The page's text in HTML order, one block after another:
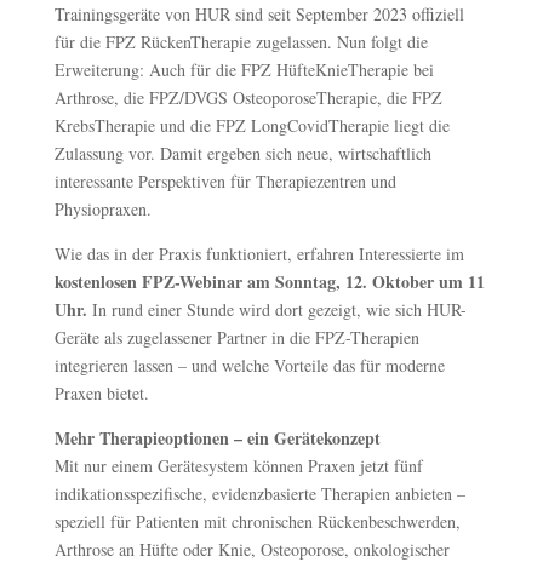
Trainingsgeräte von HUR sind seit September 2023 offiziell
für die FPZ RückenTherapie zugelassen. Nun folgt die
Erweiterung: Auch für die FPZ HüfteKnieTherapie bei
Arthrose, die FPZ/DVGS OsteoporoseTherapie, die FPZ
KrebsTherapie und die FPZ LongCovidTherapie liegt die
Zulassung vor. Damit ergeben sich neue, wirtschaftlich
interessante Perspektiven für Therapiezentren und
Physiopraxen.
Wie das in der Praxis funktioniert, erfahren Interessierte im
kostenlosen FPZ-Webinar am Sonntag, 12. Oktober um 11
Uhr. In rund einer Stunde wird dort gezeigt, wie sich HUR-
Geräte als zugelassener Partner in die FPZ-Therapien
integrieren lassen – und welche Vorteile das für moderne
Praxen bietet.
Mehr Therapieoptionen – ein Gerätekonzept
Mit nur einem Gerätesystem können Praxen jetzt fünf
indikationsspezifische, evidenzbasierte Therapien anbieten –
speziell für Patienten mit chronischen Rückenbeschwerden,
Arthrose an Hüfte oder Knie, Osteoporose, onkologischer